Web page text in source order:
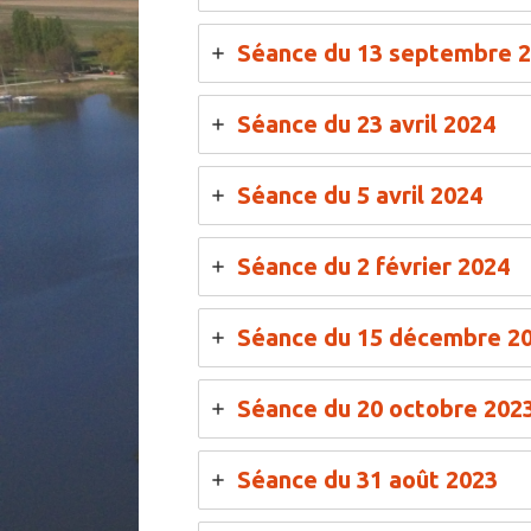
Séance du 13 septembre
Séance du 23 avril 2024
Séance du 5 avril 2024
Séance du 2 février 2024
Séance du 15 décembre
Séance du 20 octobre
Séance du 31 août 2023